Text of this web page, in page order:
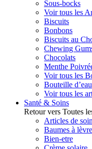
Sous-bocks
Voir tous les
Biscuits
Bonbons
Biscuits au
Chewing
Chocolats
Menthe
Voir tous les
Bouteille d’eau
Voir tous les
Santé & Soins
Retour vers Toutes
Articles de soin
Baumes à
Bien-etre